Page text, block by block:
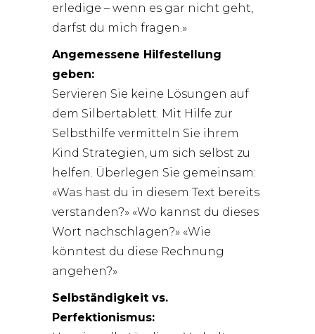
erledige – wenn es gar nicht geht,
darfst du mich fragen.»
Angemessene Hilfestellung
geben:
Servieren Sie keine Lösungen auf
dem Silbertablett. Mit Hilfe zur
Selbsthilfe vermitteln Sie ihrem
Kind Strategien, um sich selbst zu
helfen. Überlegen Sie gemeinsam:
«Was hast du in diesem Text bereits
verstanden?» «Wo kannst du dieses
Wort nachschlagen?» «Wie
könntest du diese Rechnung
angehen?»
Selbständigkeit vs.
Perfektionismus: